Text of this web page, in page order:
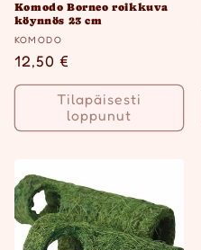
Komodo Borneo roikkuva
köynnös 23 cm
Myyjä:
KOMODO
Normaalihinta
12,50 €
Tilapäisesti
loppunut